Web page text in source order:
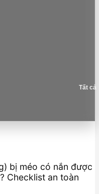
Tất cả
bị méo có nắn được
Checklist an toàn